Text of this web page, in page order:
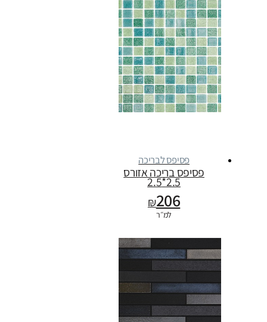
פסיפס לבריכה
פסיפס בריכה אזורס
2.5*2.5
₪206
למ״ר